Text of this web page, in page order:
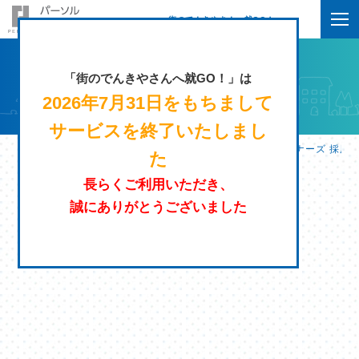
街のでんきやさんへ就GO！
「街のでんきやさんへ就GO！」は
2026年7月31日をもちまして
サービスを終了いたしまし
た
長らくご利用いただき、
誠にありがとうございました
街のでんきやさんへ就GO！ | パーソルエクセルＨＲパートナーズ 採用